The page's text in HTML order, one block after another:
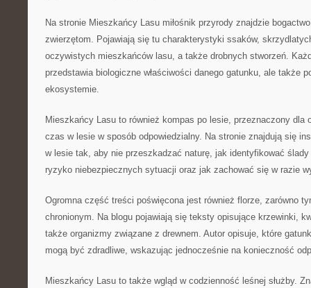
Na stronie Mieszkańcy Lasu miłośnik przyrody znajdzie
zwierzętom. Pojawiają się tu charakterystyki ssaków,
oczywistych mieszkańców lasu, a także drobnych stworzeń.
przedstawia biologiczne właściwości danego gatunku, ale także
ekosystemie.
Mieszkańcy Lasu to również kompas po lesie, przeznaczony dla
czas w lesie w sposób odpowiedzialny. Na stronie znajdują się
w lesie tak, aby nie przeszkadzać naturę, jak identyfikować
ryzyko niebezpiecznych sytuacji oraz jak zachować się w razie
Ogromna część treści poświęcona jest również florze, zarówno
chronionym. Na blogu pojawiają się teksty opisujące krzewinki,
także organizmy związane z drewnem. Autor opisuje, które
mogą być zdradliwe, wskazując jednocześnie na konieczność
Mieszkańcy Lasu to także wgląd w codzienność leśnej służby.